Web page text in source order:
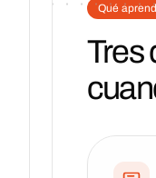
Qué
Tres